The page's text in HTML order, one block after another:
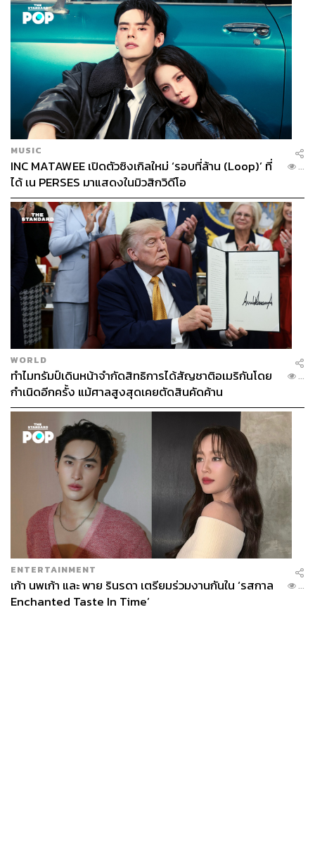
MUSIC
INC MATAWEE เปิดตัวซิงเกิลใหม่ ‘รอบที่ล้าน (Loop)’ ที่
ได้ เน PERSES มาแสดงในมิวสิกวิดีโอ
...
WORLD
ทำไมทรัมป์เดินหน้าจำกัดสิทธิการได้สัญชาติอเมริกันโดย
กำเนิดอีกครั้ง แม้ศาลสูงสุดเคยตัดสินคัดค้าน
...
ENTERTAINMENT
เก้า นพเก้า และ พาย รินรดา เตรียมร่วมงานกันใน ‘รสกาล
Enchanted Taste In Time’
...